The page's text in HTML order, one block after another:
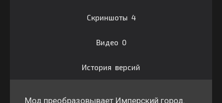
Скриншоты 4
Видео 0
История версий
Мод преобразовывает Имперский город.